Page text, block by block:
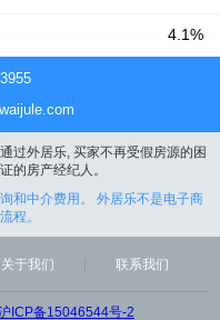
4.1%
过外居乐, 买家不再受假房源的困
的房产经纪人。
和中介费用。 外居乐不是电子商
程。
关于我们 联系我们
ICP备15046544号-2